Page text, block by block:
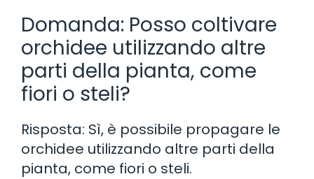
Domanda: Posso coltivare
orchidee utilizzando altre
parti della pianta, come
fiori o steli?
Risposta: Sì, è possibile propagare le
orchidee utilizzando altre parti della
pianta, come fiori o steli.